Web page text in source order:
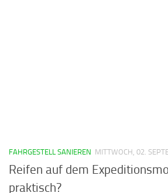
FAHRGESTELL SANIEREN MITTWOCH, 02.
Reifen auf dem
praktisch?